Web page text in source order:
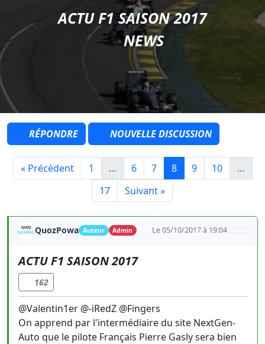
ACTU F1 SAISON 2017
NEWS
RÉPONDRE NOUVELLE DISCUSSION
« Précédent 1 … 6 7 8 9 10
…
17
Suivant »
QuozPowa Auteur Admin Le 05/10/2017 à 19:04
ACTU F1 SAISON 2017
162
@Valentin1er @-iRedZ @Fingers
On apprend par l'intermédiaire du site NextGen-
Auto que le pilote Français Pierre Gasly sera bien